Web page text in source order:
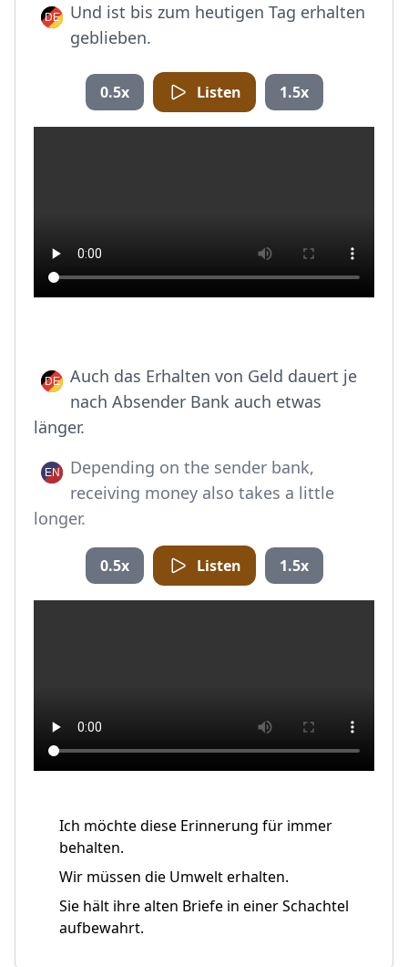
Und ist bis zum heutigen Tag erhalten
geblieben.
0.5x Listen 1.5x
Auch das Erhalten von Geld dauert je
nach Absender Bank auch etwas
länger.
Depending on the sender bank,
receiving money also takes a little
longer.
0.5x Listen 1.5x
Ich möchte diese Erinnerung für immer
behalten.
Wir müssen die Umwelt erhalten.
Sie hält ihre alten Briefe in einer Schachtel
aufbewahrt.